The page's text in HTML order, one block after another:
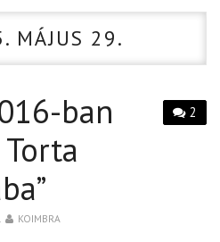
MÁJUS 29.
2
ban
KOIMBRA